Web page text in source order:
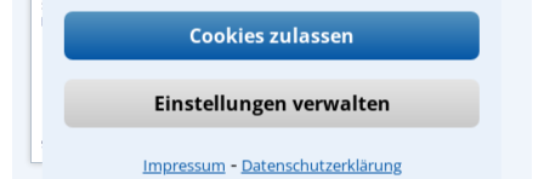
Cookies zulassen
Einstellungen verwalten
Impressum ⁃ Datenschutzerklärung
Rechtsberater“ des
juristischen Fachverlags Dr.
Otto Schmidt, Köln.